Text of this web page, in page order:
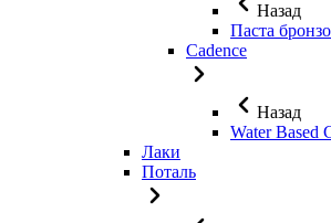
Назад
Паста
Cadence
Назад
Water Based
Лаки
Поталь